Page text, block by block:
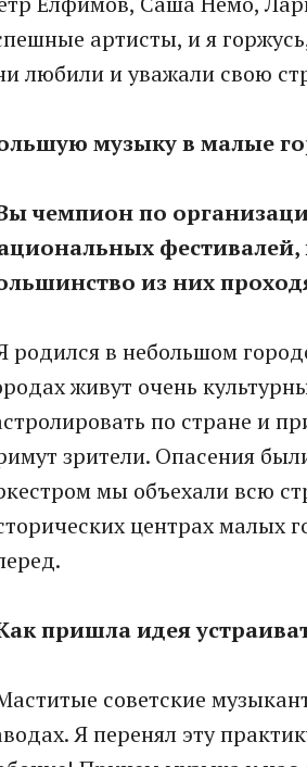
артисты, и я
любили и уважали свою
музыку в малые
чемпион по
фестивалей,
из них
родился в небольшом
живут очень
по стране и
зрители. Опасения
мы объехали всю
центрах малых
пришла идея
советские
Я перенял эту